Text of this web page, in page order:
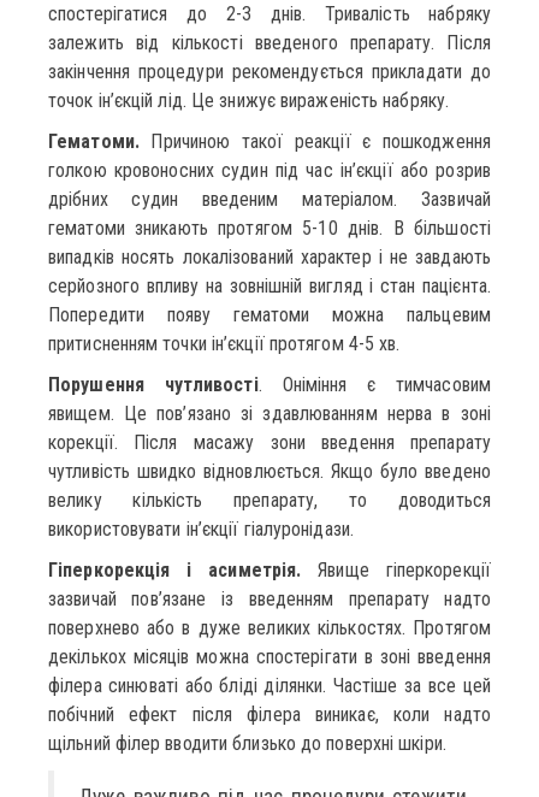
спостерігатися до 2-3 днів. Тривалість набряку
залежить від кількості введеного препарату. Після
закінчення процедури рекомендується прикладати до
точок ін’єкцій лід. Це знижує вираженість набряку.
Гематоми.Причиною такої реакції є пошкодження
голкою кровоносних судин під час ін’єкції або розрив
дрібних судин введеним матеріалом. Зазвичай
гематоми зникають протягом 5-10 днів. В більшості
випадків носять локалізований характер і не завдають
серйозного впливу на зовнішній вигляд і стан пацієнта.
Попередити появу гематоми можна пальцевим
притисненням точки ін’єкції протягом 4-5 хв.
Порушення чутливості. Оніміння є тимчасовим
явищем. Це пов’язано зі здавлюванням нерва в зоні
корекції. Після масажу зони введення препарату
чутливість швидко відновлюється. Якщо було введено
велику кількість препарату, то доводиться
використовувати ін’єкції гіалуронідази.
Гіперкорекція і асиметрія. Явище гіперкорекції
зазвичай пов’язане із введенням препарату надто
поверхнево або в дуже великих кількостях. Протягом
декількох місяців можна спостерігати в зоні введення
філера синюваті або бліді ділянки. Частіше за все цей
побічний ефект після філера виникає, коли надто
щільний філер вводити близько до поверхні шкіри.